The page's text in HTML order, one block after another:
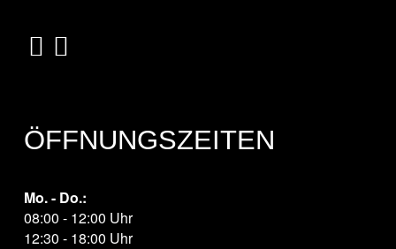
ÖFFNUNGSZEITEN
Mo. - Do.:
08:00 - 12:00 Uhr
12:30 - 18:00 Uhr